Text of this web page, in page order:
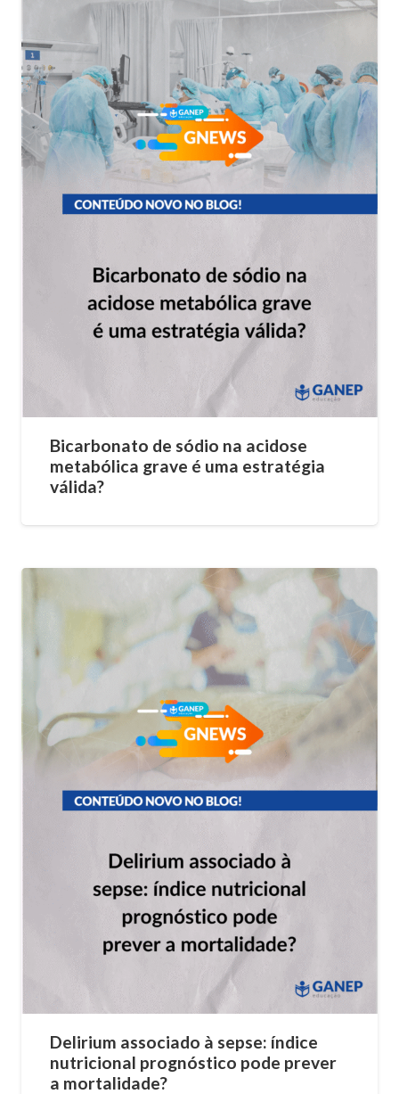
Bicarbonato de sódio na acidose
metabólica grave é uma estratégia
válida?
Delirium associado à sepse: índice
nutricional prognóstico pode prever
a mortalidade?